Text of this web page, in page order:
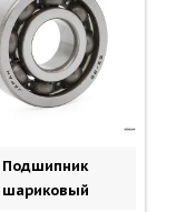
Подшипник
шариковый